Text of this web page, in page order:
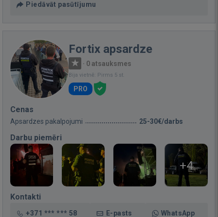
Piedāvāt pasūtījumu
Fortix apsardze
· 0 atsauksmes
Bija vietnē: Pirms 5 st.
PRO
Cenas
Apsardzes pakalpojumi 25-30€/darbs
Darbu piemēri
+4
Kontakti
+371 *** *** 58 E-pasts WhatsApp